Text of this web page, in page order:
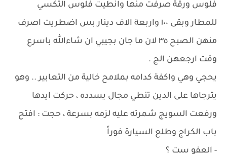
فلوس ورقة صرفت منها وانطيت فلوس التكسي
للمطار وبقى ١٠٠ واربعة الاف دينار بس اضطريت اصرف
منهن الصبح ٣٥ لان ما جان بجيبي ان شاءالله باسرع
وقت ارجعهن الج .
يحجي وهي واكفة كدامه بملامح خالية من التعابير .. وهو
يترجاها على الدين تنطي مجال يسدده ، حركت ايدها
ورفعت السويج شمرته عليه لزمه بسرعة ، حجت : افتح
باب الكراج وطلع السيارة فوراً
- العفو ست ؟